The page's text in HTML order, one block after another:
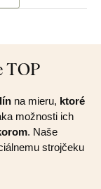
TOP
na mieru, ktoré
možnosti ich
. Naše
strojčeku